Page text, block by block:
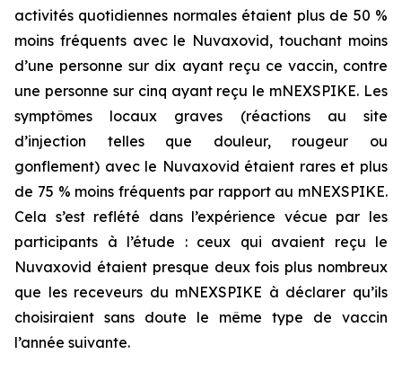
activités quotidiennes normales étaient plus de 50 %
moins fréquents avec le Nuvaxovid, touchant moins
d’une personne sur dix ayant reçu ce vaccin, contre
une personne sur cinq ayant reçu le mNEXSPIKE. Les
symptômes locaux graves (réactions au site
d’injection telles que douleur, rougeur ou
gonflement) avec le Nuvaxovid étaient rares et plus
de 75 % moins fréquents par rapport au mNEXSPIKE.
Cela s’est reflété dans l’expérience vécue par les
participants à l’étude : ceux qui avaient reçu le
Nuvaxovid étaient presque deux fois plus nombreux
que les receveurs du mNEXSPIKE à déclarer qu’ils
choisiraient sans doute le même type de vaccin
l’année suivante.